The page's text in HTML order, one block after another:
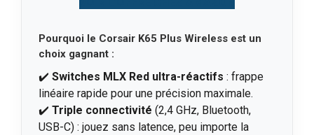
Pourquoi le Corsair K65 Plus Wireless est un
choix gagnant :
✔️ Switches MLX Red ultra-réactifs : frappe
linéaire rapide pour une précision maximale.
✔️ Triple connectivité (2,4 GHz, Bluetooth,
USB-C) : jouez sans latence, peu importe la